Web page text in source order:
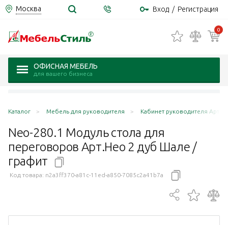
Москва Вход / Регистрация
0
ОФИСНАЯ МЕБЕЛЬ
для вашего бизнеса
Каталог Мебель для руководителя Кабинет руководителя
Neo-280.1 Модуль стола для
переговоров Арт.Нео 2 дуб Шале /
графит
Код товара: n2a3ff370-a81c-11ed-a850-7085c2a41b7a